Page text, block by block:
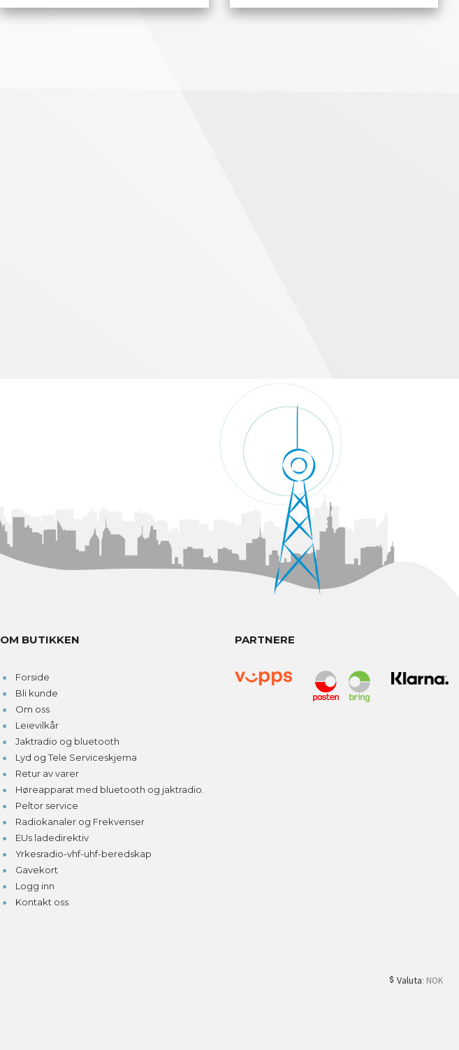
OM BUTIKKEN
Forside
Bli kunde
Om oss
Leievilkår
Jaktradio og bluetooth
Lyd og Tele Serviceskjema
Retur av varer
Høreapparat med bluetooth og jaktradio.
Peltor service
Radiokanaler og Frekvenser
EUs ladedirektiv
Yrkesradio-vhf-uhf-beredskap
Gavekort
Logg inn
Kontakt oss
PARTNERE
Valuta: NOK